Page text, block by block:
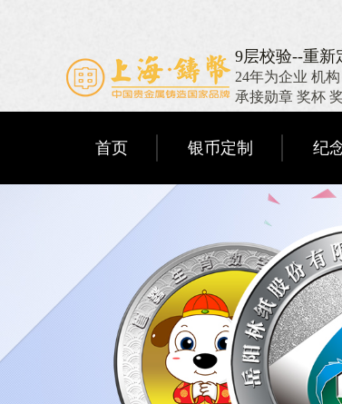
9层校验--重新
24年为企业 机
承接勋章 奖杯
首页 银币定制 纪